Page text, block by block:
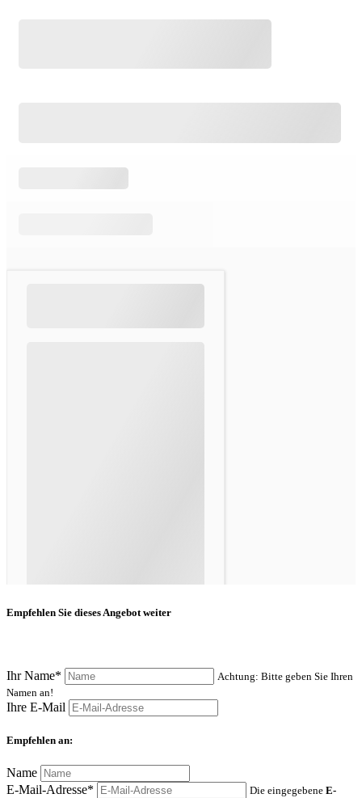
Empfehlen Sie dieses Angebot weiter
Ihr Name*
Achtung: Bitte geben Sie Ihren
Namen an!
Ihre E-Mail
Empfehlen an:
Name
E-Mail-Adresse*
Die eingegebene E-